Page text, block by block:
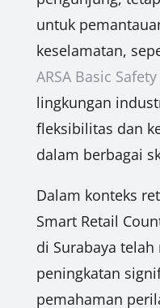
untuk
keselamatan,
ARSA Basic
lingkungan
fleksibilitas dan
dalam berbagai
Dalam konteks
Smart Retail
di Surabaya
peningkatan
pemahaman